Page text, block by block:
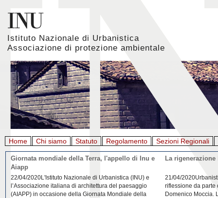
Istituto Nazionale di Urbanistica
Associazione di protezione ambientale
Home Chi siamo Statuto Regolamento Sezioni Regionali
Giornata mondiale della Terra, l'appello di Inu e
Aiapp
22/04/2020L'Istituto Nazionale di Urbanistica (INU) e
l’Associazione italiana di architettura del paesaggio
(AIAPP) in occasione della Giornata Mondiale della
La
21/04/
riflessione da parte
Domenico Moccia.